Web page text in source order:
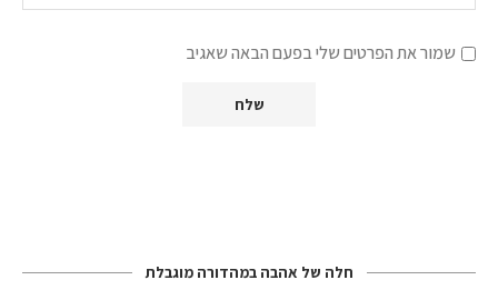
שמור את הפרטים שלי בפעם הבאה שאגיב
חלה של אהבה במהדורה מוגבלת